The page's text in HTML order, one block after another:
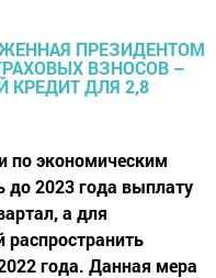
по экономическим
до 2023 года выплату
а для
распространить
года. Данная мера